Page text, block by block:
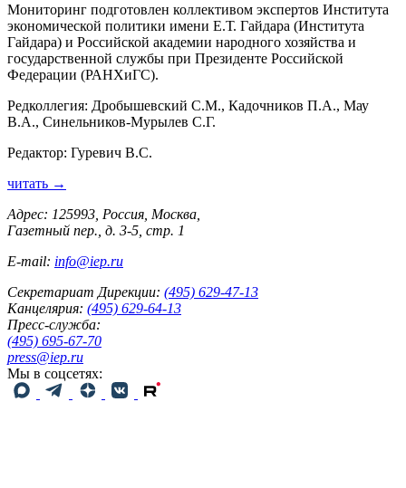
Мониторинг подготовлен коллективом экспертов Института
экономической политики имени Е.Т. Гайдара (Института
Гайдара) и Российской академии народного хозяйства и
государственной службы при Президенте Российской
Федерации (РАНХиГС).
Редколлегия: Дробышевский С.М., Кадочников П.А., Мау
В.А., Синельников-Мурылев С.Г.
Редактор: Гуревич В.С.
читать →
Адрес: 125993, Россия, Москва,
Газетный пер., д. 3-5, стр. 1
E-mail: info@iep.ru
Секретариат Дирекции: (495) 629-47-13
Канцелярия: (495) 629-64-13
Пресс-служба:
(495) 695-67-70
press@iep.ru
Мы в соцсетях: